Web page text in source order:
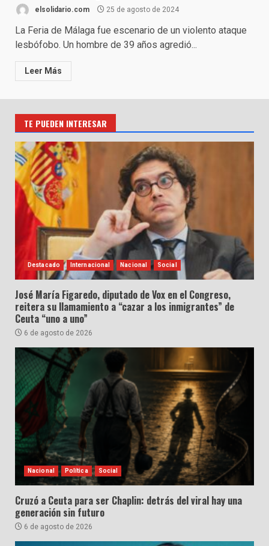
elsolidario.com 25 de agosto de 2024
La Feria de Málaga fue escenario de un violento ataque
lesbófobo. Un hombre de 39 años agredió...
Leer Más
TE PUEDEN INTERESAR
Destacado Internacional Nacional Social
José María Figaredo, diputado de Vox en el Congreso,
reitera su llamamiento a “cazar a los inmigrantes” de
Ceuta “uno a uno”
6 de agosto de 2026
Nacional Política Social
Cruzó a Ceuta para ser Chaplin: detrás del viral hay una
generación sin futuro
6 de agosto de 2026